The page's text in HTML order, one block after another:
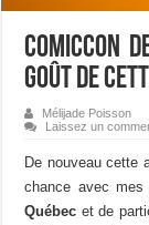
Comiccon
goût de
Mélijade Poisson
Laissez un
De nouveau cette
chance avec
Québec et de